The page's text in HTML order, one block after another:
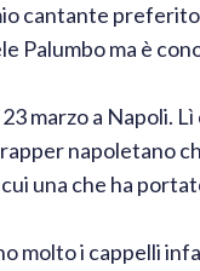
cantante
Palumbo ma è
marzo a Napoli.
napoletano
una che ha
molto i cappelli